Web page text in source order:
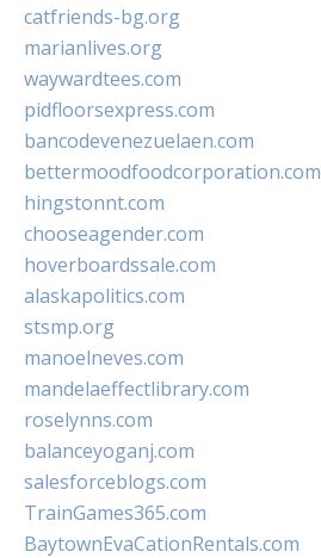
catfriends-bg.org
marianlives.org
waywardtees.com
pidfloorsexpress.com
bancodevenezuelaen.com
bettermoodfoodcorporation.com
hingstonnt.com
chooseagender.com
hoverboardssale.com
alaskapolitics.com
stsmp.org
manoelneves.com
mandelaeffectlibrary.com
roselynns.com
balanceyoganj.com
salesforceblogs.com
TrainGames365.com
BaytownEvaCationRentals.com